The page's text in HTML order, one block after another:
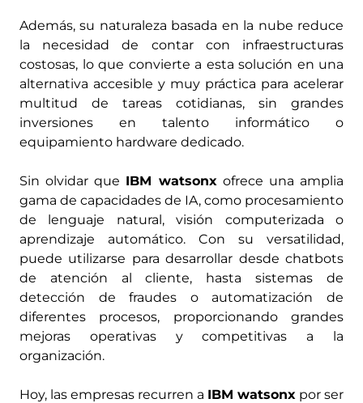
Además, su naturaleza basada en la nube reduce
la necesidad de contar con infraestructuras
costosas, lo que convierte a esta solución en una
alternativa accesible y muy práctica para acelerar
multitud de tareas cotidianas, sin grandes
inversiones en talento informático o
equipamiento hardware dedicado.
Sin olvidar que IBM watsonx ofrece una amplia
gama de capacidades de IA, como procesamiento
de lenguaje natural, visión computerizada o
aprendizaje automático. Con su versatilidad,
puede utilizarse para desarrollar desde chatbots
de atención al cliente, hasta sistemas de
detección de fraudes o automatización de
diferentes procesos, proporcionando grandes
mejoras operativas y competitivas a la
organización.
Hoy, las empresas recurren a IBM watsonx por ser